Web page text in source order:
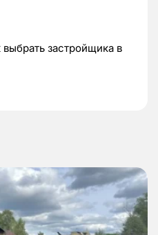
застройщика в